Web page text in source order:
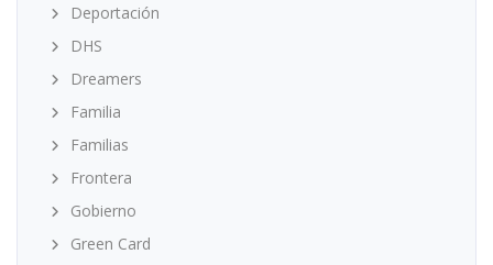
Deportación
DHS
Dreamers
Familia
Familias
Frontera
Gobierno
Green Card